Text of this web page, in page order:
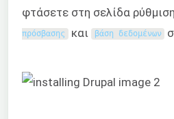
φτάσετε στη σελίδα
πρόσβασης και βάση δεδομένων